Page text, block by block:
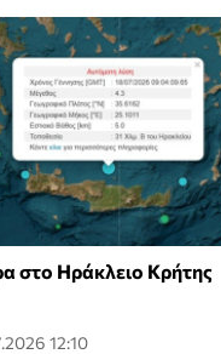
στο Ηράκλειο Κρήτης
12:10